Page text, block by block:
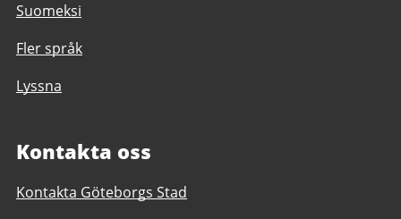
Suomeksi
Fler språk
Lyssna
Kontakta oss
Kontakta Göteborgs Stad